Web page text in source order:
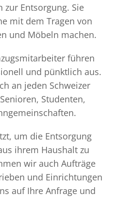
zur Entsorgung. Sie
mit dem Tragen von
und Möbeln machen.
führen
und pünktlich aus.
an jeden Schweizer
Studenten,
um die Entsorgung
ihrem Haushalt zu
wir auch Aufträge
und Einrichtungen
auf Ihre Anfrage und